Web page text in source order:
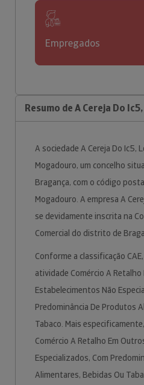
Empregados
Resumo de A Cereja Do
A sociedade A Cereja Do Ic5,
Mogadouro, um concelho
Bragança, com o código
Mogadouro. A empresa A
se devidamente inscrita na
Comercial do distrito de
Conforme a classificação
atividade Comércio A Retalho
Estabelecimentos Não
Predominância De Produtos
Tabaco. Mais
Comércio A Retalho Em
Especializados, Com
Alimentares, Bebidas Ou